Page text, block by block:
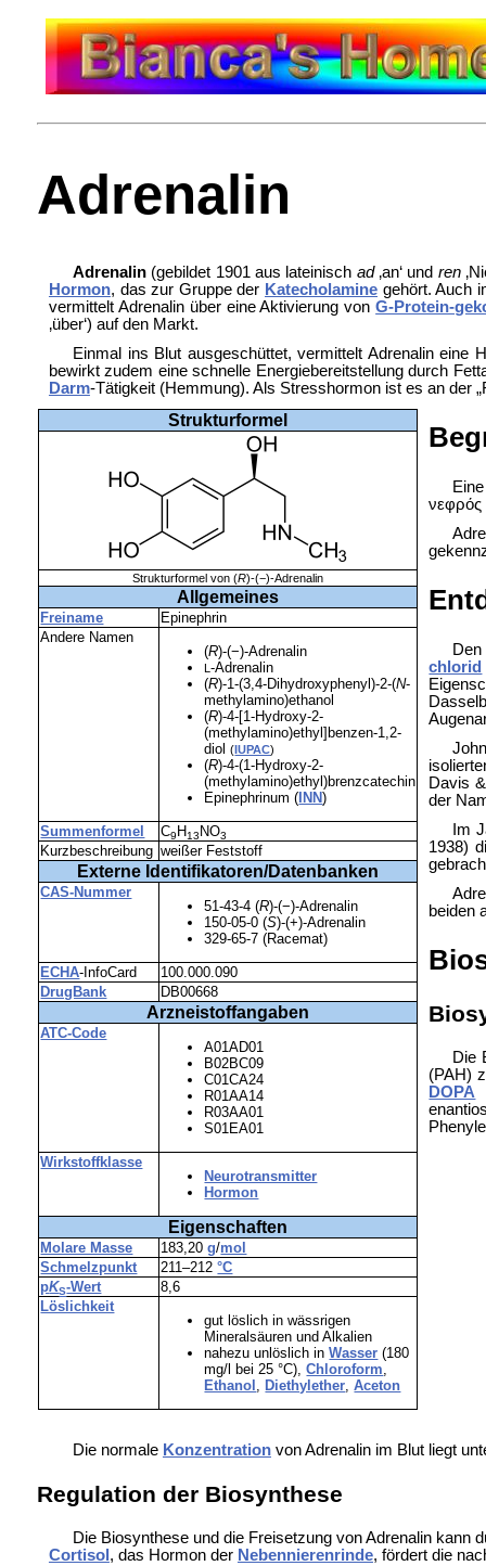
Adrenalin
Adrenalin(gebildet 1901 aus lateinisch ad‚an‘ und ren
Hormon, das zur Gruppe der Katecholamine gehört. Auch
vermittelt Adrenalin über eine Aktivierung vonG-Protein-
‚über‘) auf den Markt.
Einmal ins Blut ausgeschüttet, vermittelt Adrenalin eine
bewirkt zudem eine schnelle Energiebereitstellung durch
Darm-Tätigkeit (Hemmung). Als Stresshormon ist es an der „
Strukturformel
Strukturformel von (R)-(−)-Adrenalin
Allgemeines
Freiname
Epinephrin
Andere Namen
(R)-(−)-Adrenalin
L-Adrenalin
(R)-1-(3,4-Dihydroxyphenyl)-2-(N-
methylamino)ethanol
(R)-4-[1-Hydroxy-2-
(methylamino)ethyl]benzen-1,2-
diol( IUPAC)
(R)-4-(1-Hydroxy-2-
(methylamino)ethyl)brenzcatechin
Epinephrinum ( INN)
Summenformel C9 H13 NO3
Kurzbeschreibung weißer Feststoff
Externe Identifikatoren/Datenbanken
CAS-Nummer
51-43-4 (R)-(−)-Adrenalin
150-05-0 (S)-(+)-Adrenalin
329-65-7 (Racemat)
ECHA-InfoCard
100.000.090
DrugBank
DB00668
Arzneistoffangaben
ATC-Code
A01AD01
B02BC09
C01CA24
R01AA14
R03AA01
S01EA01
Wirkstoffklasse
Neurotransmitter
Hormon
Eigenschaften
Molare Masse 183,20g/mol
Schmelzpunkt
211–212°C
pKS-Wert
8,6
Löslichkeit
gut löslich in wässrigen
Mineralsäuren und Alkalien
nahezu unlöslich inWasser (180
mg/l bei 25 °C),Chloroform,
Ethanol , Diethylether,Aceton
νεφρός
chlorid
Davis
der
Im
1938)
beiden
Die
(PAH)
DOPA
Die normale Konzentrationvon Adrenalin im Blut liegt
Regulation der Biosynthese
Die Biosynthese und die Freisetzung von Adrenalin
Cortisol , das Hormon der Nebennierenrinde, fördert die